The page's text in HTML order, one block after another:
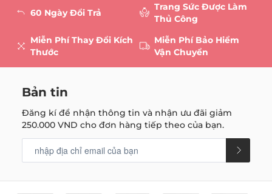
60 Ngày Đổi Trả
Miễn Phí Thay Đổi Kích
Thước
Trang Sức Được Làm
Thủ Công
Miễn Phí Bảo Hiểm
Vận Chuyển
Bản tin
Đăng kí để nhận thông tin và nhận ưu đãi giảm
250.000 VND cho đơn hàng tiếp theo của bạn.